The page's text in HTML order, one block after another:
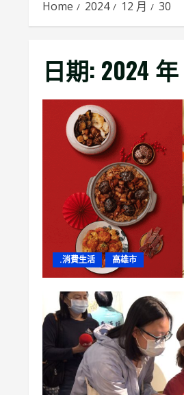
Home 2024 12 月 30
日期: 2024
.消費生活 高雄市